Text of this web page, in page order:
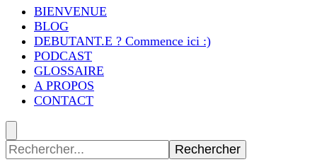
BIENVENUE
BLOG
DEBUTANT.E ? Commence ici :)
PODCAST
GLOSSAIRE
A PROPOS
CONTACT
Recherche